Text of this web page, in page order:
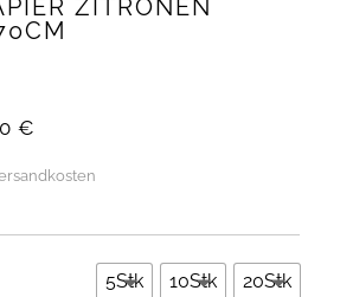
ZITRONEN
€
5Stk 10Stk 20Stk